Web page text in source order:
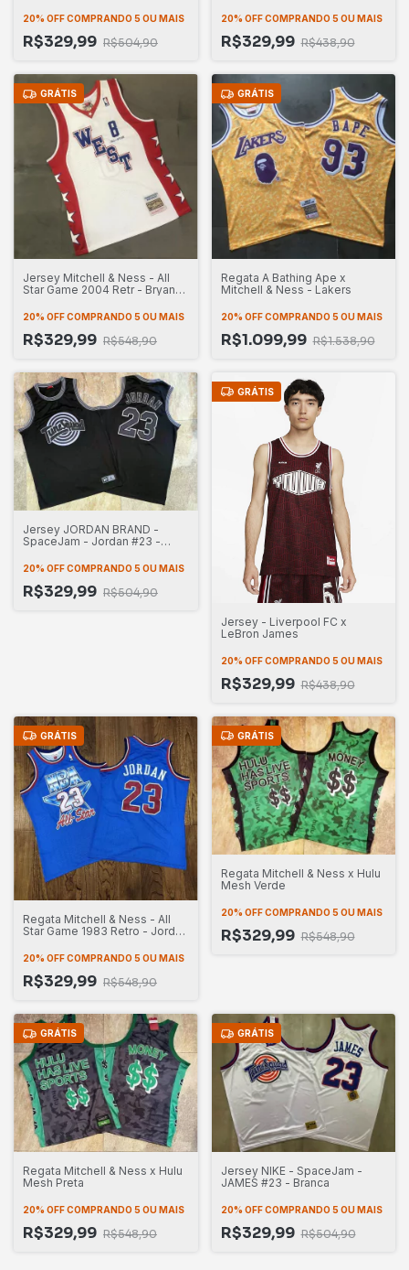
20% OFFCOMPRANDO 5 OU MAIS
R$329,99 R$504,90
20% OFF COMPRANDO 5 OU MAIS
R$329,99 R$438,90
GRÁTIS
Jersey Mitchell & Ness - All
Star Game 2004 Retr - Bryant
20% OFFCOMPRANDO 5 OU MAIS
R$329,99 R$548,90
GRÁTIS
Regata A Bathing Ape x
Mitchell & Ness - Lakers
20% OFF COMPRANDO 5 OU MAIS
R$1.099,99 R$1.538,90
Jersey JORDAN BRAND -
SpaceJam - Jordan #23 -
20% OFFCOMPRANDO 5 OU MAIS
R$329,99 R$504,90
GRÁTIS
Jersey - Liverpool FC x
LeBron James
20% OFF COMPRANDO 5 OU MAIS
R$329,99 R$438,90
GRÁTIS
Regata Mitchell & Ness - All
Star Game 1983 Retro - Jordan
20% OFFCOMPRANDO 5 OU MAIS
R$329,99 R$548,90
GRÁTIS
Regata Mitchell & Ness x Hulu
Mesh Verde
20% OFF COMPRANDO 5 OU MAIS
R$329,99 R$548,90
GRÁTIS
Regata Mitchell & Ness x Hulu
Mesh Preta
20% OFFCOMPRANDO 5 OU MAIS
R$329,99 R$548,90
GRÁTIS
Jersey NIKE - SpaceJam -
JAMES #23 - Branca
20% OFF COMPRANDO 5 OU MAIS
R$329,99 R$504,90